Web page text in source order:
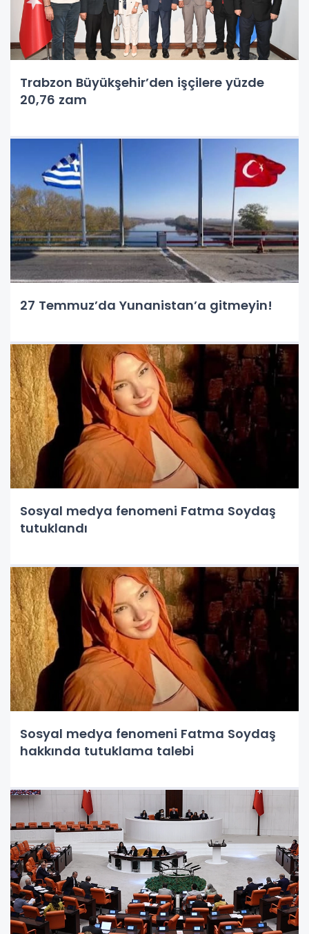
Trabzon Büyükşehir’den işçilere yüzde
20,76 zam
27 Temmuz’da Yunanistan’a gitmeyin!
Sosyal medya fenomeni Fatma Soydaş
tutuklandı
Sosyal medya fenomeni Fatma Soydaş
hakkında tutuklama talebi